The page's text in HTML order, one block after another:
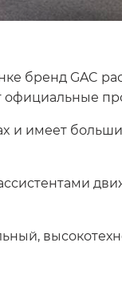
бренд GAC
и имеет